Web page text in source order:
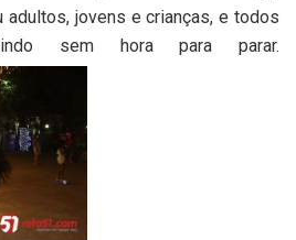
adultos, jovens e crianças, e todos
sem hora para parar.